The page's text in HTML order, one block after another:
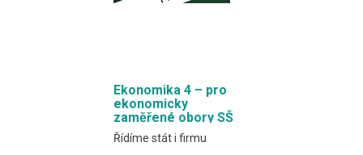
Ekonomika 4 – pro
ekonomicky
zaměřené obory SŠ
Řídíme stát i firmu